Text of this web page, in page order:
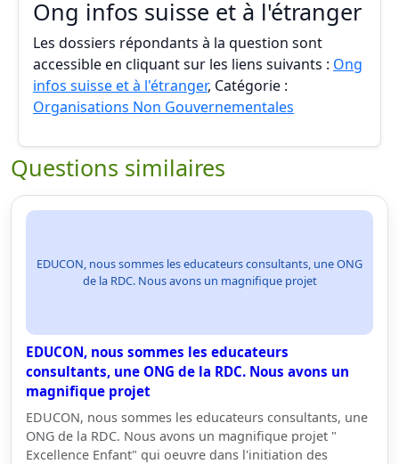
Ong infos suisse et à l'étranger
Les dossiers répondants à la question sont
accessible en cliquant sur les liens suivants : Ong
infos suisse et à l'étranger, Catégorie :
Organisations Non Gouvernementales
Questions similaires
EDUCON, nous sommes les educateurs consultants, une ONG
de la RDC. Nous avons un magnifique projet
EDUCON, nous sommes les educateurs
consultants, une ONG de la RDC. Nous avons un
magnifique projet
EDUCON, nous sommes les educateurs consultants, une
ONG de la RDC. Nous avons un magnifique projet "
Excellence Enfant" qui oeuvre dans l'initiation des